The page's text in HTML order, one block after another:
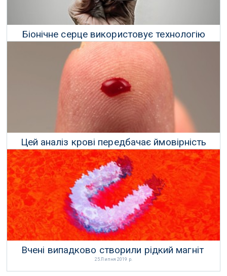
Біонічне серце використовує технологію
маглева, щоб качати кров
26 Серпня 2019 р.
Цей аналіз крові передбачає ймовірність
близької смерті
23 Серпня 2019 р.
Вчені випадково створили рідкий магніт
25 Липня 2019 р.